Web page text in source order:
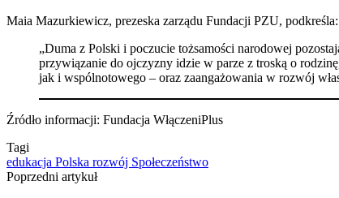
Maia Mazurkiewicz, prezeska zarządu Fundacji PZU, podkreśla:​
„Duma z Polski i poczucie tożsamości narodowej
przywiązanie do ojczyzny idzie w parze z troską o
jak i wspólnotowego – oraz zaangażowania w rozwój
Źródło informacji: Fundacja WłączeniPlus
Tagi
edukacja Polska rozwój Społeczeństwo
Poprzedni artykuł